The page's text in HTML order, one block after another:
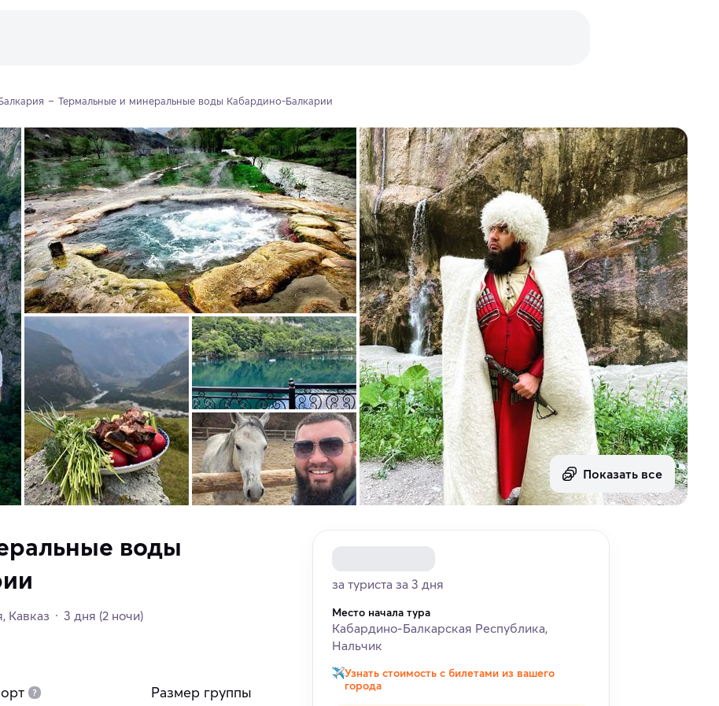
Термальные и минеральные воды Кабардино-Балкарии
Показать все
воды
Кавказ 3 дня (2 ночи)
Размер группы
за туриста за 3 дня
Место начала тура
Кабардино-Балкарская Республика,
Нальчик
Узнать стоимость с билетами из вашего
города